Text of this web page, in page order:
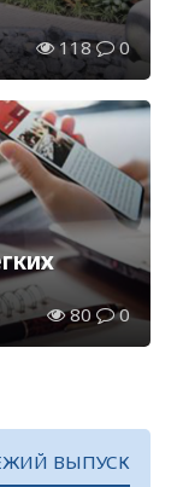
118 0
80 0
ВЫПУСК